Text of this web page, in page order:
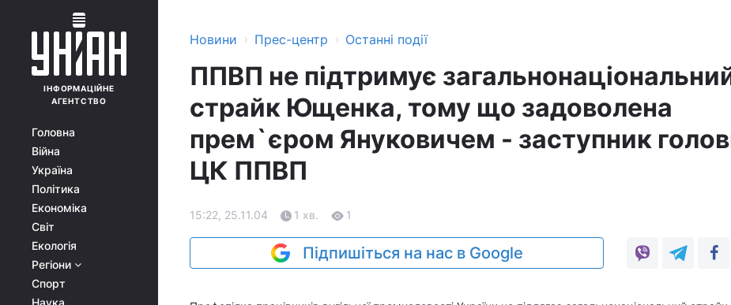
ІНФОРМАЦІЙНЕ
АГЕНТСТВО
Головна
Війна
Україна
Політика
Економіка
Світ
Екологія
Регіони
Спорт
Наука
Новини › Прес-центр › Останні події
ППВП не підтримує
страйк Ющенка, тому що задоволена
прем`єром Януковичем - заступник
ЦК ППВП
15:22, 25.11.04 1 хв. 1
Підпишіться на нас в Google